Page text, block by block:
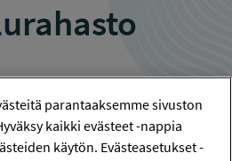
3.5.
parantaaksemme sivuston
kaikki evästeet -nappia
käytön. Evästeasetukset -